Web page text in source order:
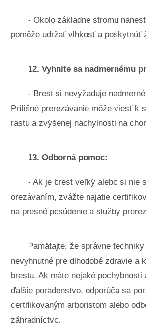
- Okolo základne stromu
pomôže udržať vlhkosť a poskytnúť
12. Vyhnite sa nadmernému
- Brest si nevyžaduje
Prílišné prerezávanie môže viesť k
rastu a zvýšenej náchylnosti na
13. Odborná pomoc:
- Ak je brest veľký alebo si nie
orezávaním, zvážte najatie
na presné posúdenie a služby
Pamätajte, že správne
nevyhnutné pre dlhodobé zdravie a
brestu. Ak máte nejaké pochybnosti
ďalšie poradenstvo, odporúča sa
certifikovaným arboristom alebo
záhradníctvo.